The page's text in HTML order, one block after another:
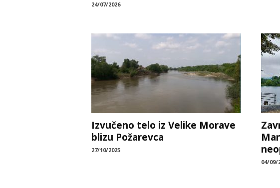
24/07/2026
Izvučeno telo iz Velike Morave
blizu Požarevca
27/10/2025
04/09/